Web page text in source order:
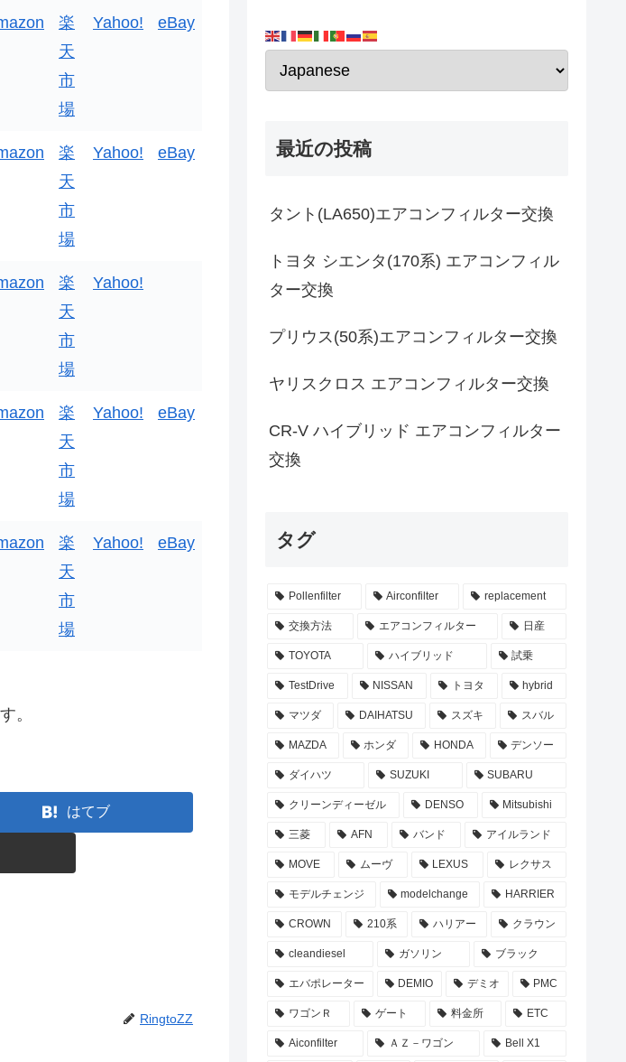
楽
天
市
場
Yahoo! eBay
楽
天
市
場
Yahoo! eBay
楽
天
市
場
Yahoo!
楽
天
市
場
Yahoo! eBay
楽
天
市
場
Yahoo! eBay
。
はてブ
RingtoZZ
最近の投稿
タント(LA650)エアコンフィルター交換
トヨタ シエンタ(170系) エアコンフィル
ター交換
プリウス(50系)エアコンフィルター交換
ヤリスクロス エアコンフィルター交換
CR-V ハイブリッド エアコンフィルター
交換
タグ
Pollenfilter Airconfilter replacement
交換方法 エアコンフィルター 日産
TOYOTA ハイブリッド 試乗
TestDrive NISSAN トヨタ hybrid
マツダ DAIHATSU スズキ スバル
MAZDA ホンダ HONDA デンソー
ダイハツ SUZUKI SUBARU
クリーンディーゼル DENSO Mitsubishi
三菱 AFN バンド アイルランド
MOVE ムーヴ LEXUS レクサス
モデルチェンジ modelchange HARRIER
CROWN 210系 ハリアー クラウン
cleandiesel ガソリン ブラック
エバポレーター DEMIO デミオ PMC
ワゴンＲ ゲート 料金所 ETC
Aiconfilter ＡＺ－ワゴン Bell X1